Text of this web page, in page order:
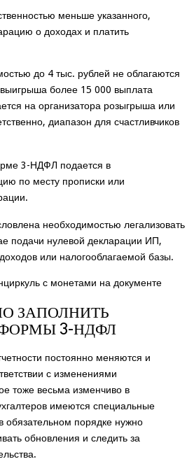
меньше указанного,
о доходах и платить
до 4 тыс. рублей не облагаются
более 15 000 выплата
на организатора розыгрыша или
диапазон для счастливчиков
3-НДФЛ подается в
по месту прописки или
необходимостью легализовать
подачи нулевой декларации ИП,
или налогооблагаемой базы.
ЗАПОЛНИТЬ
3-НДФЛ
постоянно меняются и
с изменениями
тоже весьма изменчиво в
имеются специальные
обязательном порядке нужно
обновления и следить за